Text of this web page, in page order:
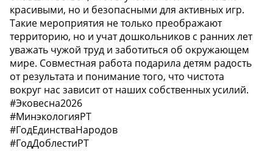
красивыми, но и безопасными для активных игр.
Такие мероприятия не только преображают
территорию, но и учат дошкольников с ранних лет
уважать чужой труд и заботиться об окружающем
мире. Совместная работа подарила детям радость
от результата и понимание того, что чистота
вокруг нас зависит от наших собственных усилий.
#Эковесна2026
#МинэкологияРТ
#ГодЕдинстваНародов
#ГодДоблестиРТ